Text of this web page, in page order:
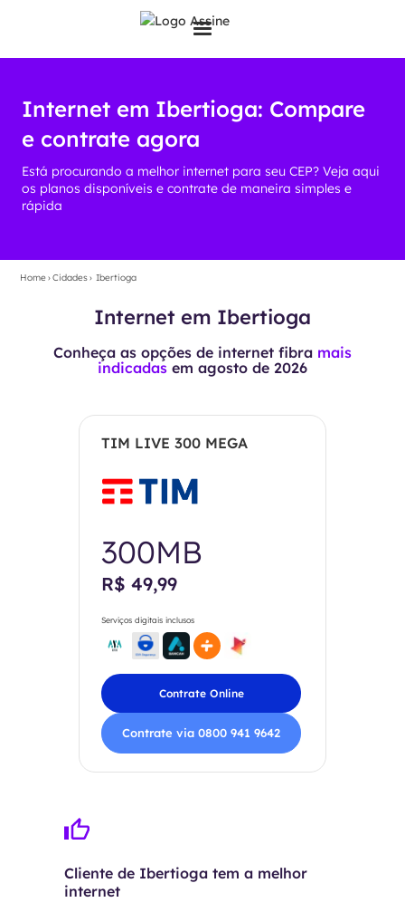
Internet em Ibertioga: Compare
e contrate agora
Está procurando a melhor internet para seu CEP? Veja aqui
os planos disponíveis e contrate de maneira simples e
rápida
Home›Cidades› Ibertioga
Internet em Ibertioga
Conheça as opções de internet fibra mais
indicadas em agosto de 2026
TIM LIVE 300 MEGA
300MB
R$ 49,99
Serviços digitais inclusos
Contrate Online
Contrate via 0800 941 9642
Cliente de Ibertioga tem a melhor
internet